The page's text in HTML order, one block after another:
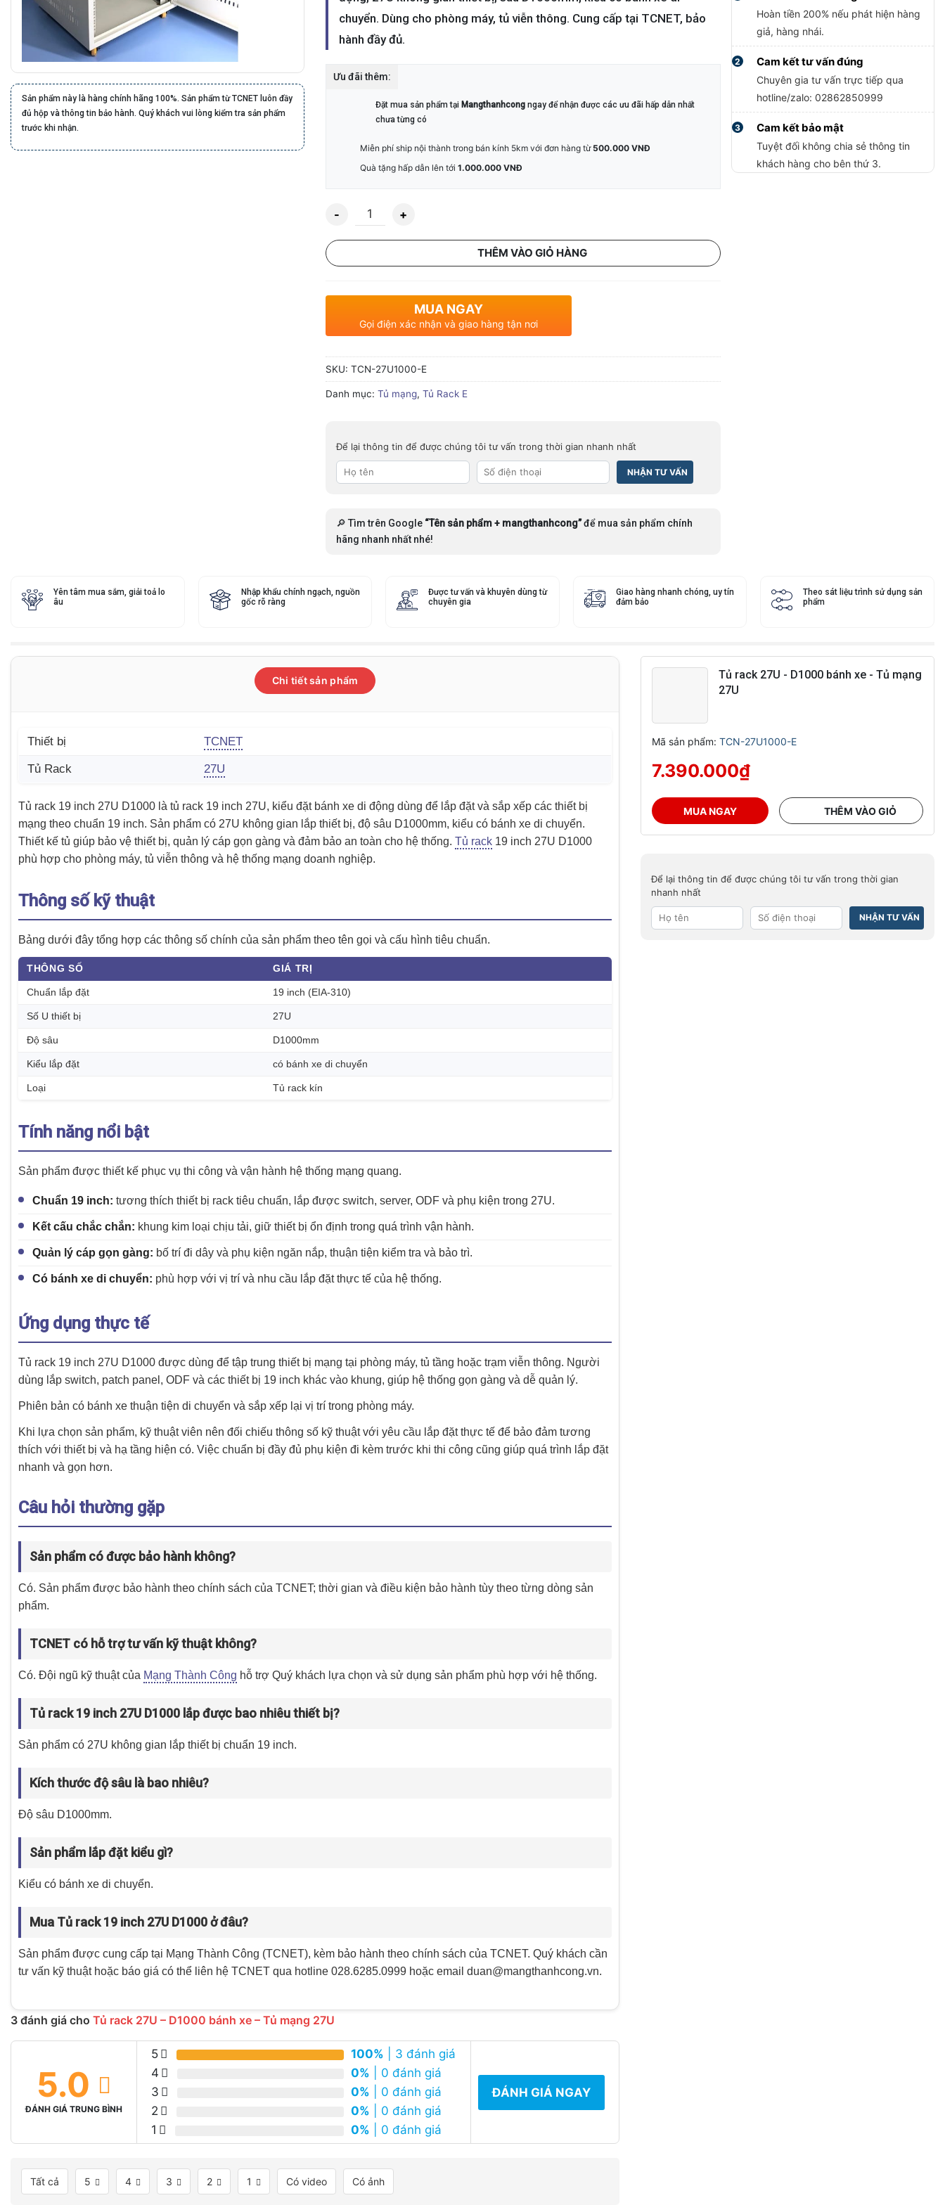
Sản phẩm này là hàng chính hãng 100%. Sản phẩm từ TCNET luôn đầy
đủ hộp và thông tin bảo hành. Quý khách vui lòng kiểm tra sản phẩm
trước khi nhận.
chuyển. Dùng cho phòng máy, tủ viễn thông. Cung cấp tại TCNET, bảo
hành đầy đủ.
Ưu đãi thêm:
Đặt mua sản phẩm tại Mangthanhcong ngay để nhận được các ưu đãi hấp dẫn nhất
chưa từng có
Miễn phí ship nội thành trong bán kính 5km với đơn hàng từ 500.000 VNĐ
Quà tặng hấp dẫn lên tới 1.000.000 VNĐ
Số lượng
THÊM VÀO GIỎ HÀNG
MUA NGAY
Gọi điện xác nhận và giao hàng tận nơi
SKU: TCN-27U1000-E
Danh mục: Tủ mạng, Tủ Rack E
Để lại thông tin để được chúng tôi tư vấn trong thời gian nhanh nhất
🔎 Tìm trên Google “Tên sản phẩm + mangthanhcong”để mua sản phẩm chính
hãng nhanh nhất nhé!
Hoàn tiền 200% nếu phát hiện hàng
giả, hàng nhái.
2 Cam kết tư vấn đúng
Chuyên gia tư vấn trực tiếp qua
hotline/zalo: 02862850999
3 Cam kết bảo mật
Tuyệt đối không chia sẻ thông tin
khách hàng cho bên thứ 3.
Yên tâm mua sắm, giải toả lo
âu
Nhập khẩu chính ngạch, nguồn
gốc rõ ràng
Được tư vấn và khuyên dùng từ
chuyên gia
Giao hàng nhanh chóng, uy tín
đảm bảo
Theo sát liệu trình sử dụng sản
phẩm
Chi tiết sản phẩm
Thiết bị TCNET
Tủ Rack 27U
Tủ rack 19 inch 27U D1000 là tủ rack 19 inch 27U, kiểu đặt bánh xe di động dùng để lắp đặt và sắp xếp các thiết bị
mạng theo chuẩn 19 inch. Sản phẩm có 27U không gian lắp thiết bị, độ sâu D1000mm, kiểu có bánh xe di chuyển.
Thiết kế tủ giúp bảo vệ thiết bị, quản lý cáp gọn gàng và đảm bảo an toàn cho hệ thống. Tủ rack 19 inch 27U D1000
phù hợp cho phòng máy, tủ viễn thông và hệ thống mạng doanh nghiệp.
Thông số kỹ thuật
Bảng dưới đây tổng hợp các thông số chính của sản phẩm theo tên gọi và cấu hình tiêu chuẩn.
THÔNG SỐ GIÁ TRỊ
Chuẩn lắp đặt 19 inch (EIA-310)
Số U thiết bị 27U
Độ sâu D1000mm
Kiểu lắp đặt có bánh xe di chuyển
Loại Tủ rack kín
Tính năng nổi bật
Sản phẩm được thiết kế phục vụ thi công và vận hành hệ thống mạng quang.
Chuẩn 19 inch: tương thích thiết bị rack tiêu chuẩn, lắp được switch, server, ODF và phụ kiện trong 27U.
Kết cấu chắc chắn: khung kim loại chịu tải, giữ thiết bị ổn định trong quá trình vận hành.
Quản lý cáp gọn gàng: bố trí đi dây và phụ kiện ngăn nắp, thuận tiện kiểm tra và bảo trì.
Có bánh xe di chuyển: phù hợp với vị trí và nhu cầu lắp đặt thực tế của hệ thống.
Ứng dụng thực tế
Tủ rack 19 inch 27U D1000 được dùng để tập trung thiết bị mạng tại phòng máy, tủ tầng hoặc trạm viễn thông. Người
dùng lắp switch, patch panel, ODF và các thiết bị 19 inch khác vào khung, giúp hệ thống gọn gàng và dễ quản lý.
Phiên bản có bánh xe thuận tiện di chuyển và sắp xếp lại vị trí trong phòng máy.
Khi lựa chọn sản phẩm, kỹ thuật viên nên đối chiếu thông số kỹ thuật với yêu cầu lắp đặt thực tế để bảo đảm tương
thích với thiết bị và hạ tầng hiện có. Việc chuẩn bị đầy đủ phụ kiện đi kèm trước khi thi công cũng giúp quá trình lắp đặt
nhanh và gọn hơn.
Câu hỏi thường gặp
Sản phẩm có được bảo hành không?
Có. Sản phẩm được bảo hành theo chính sách của TCNET; thời gian và điều kiện bảo hành tùy theo từng dòng sản
phẩm.
TCNET có hỗ trợ tư vấn kỹ thuật không?
Có. Đội ngũ kỹ thuật của Mạng Thành Công hỗ trợ Quý khách lựa chọn và sử dụng sản phẩm phù hợp với hệ thống.
Tủ rack 19 inch 27U D1000 lắp được bao nhiêu thiết bị?
Sản phẩm có 27U không gian lắp thiết bị chuẩn 19 inch.
Kích thước độ sâu là bao nhiêu?
Độ sâu D1000mm.
Sản phẩm lắp đặt kiểu gì?
Kiểu có bánh xe di chuyển.
Mua Tủ rack 19 inch 27U D1000 ở đâu?
Sản phẩm được cung cấp tại Mạng Thành Công (TCNET), kèm bảo hành theo chính sách của TCNET. Quý khách cần
tư vấn kỹ thuật hoặc báo giá có thể liên hệ TCNET qua hotline 028.6285.0999 hoặc email duan@mangthanhcong.vn.
3 đánh giá cho Tủ rack 27U – D1000 bánh xe – Tủ mạng 27U
5.0
ĐÁNH GIÁ TRUNG BÌNH
5 100% | 3 đánh giá
4
0% | 0 đánh giá
3
0% | 0 đánh giá
2
0% | 0 đánh giá
1
0% | 0 đánh giá
ĐÁNH GIÁ NGAY
Tất cả 5 4 3 2 1 Có video Có ảnh
Tủ rack 27U - D1000 bánh xe - Tủ mạng
27U
Mã sản phẩm: TCN-27U1000-E
7.390.000₫
MUA NGAY THÊM VÀO GIỎ
Để lại thông tin để được chúng tôi tư vấn trong thời gian
nhanh nhất